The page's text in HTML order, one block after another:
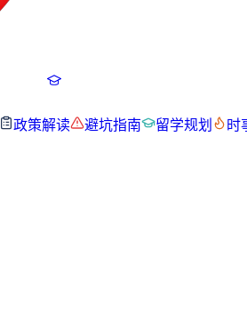
政策解读 避坑指南 留学规划 时